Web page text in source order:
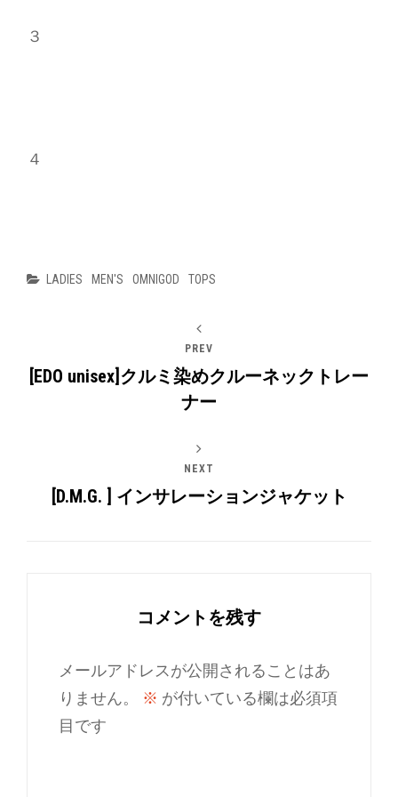
３
４
Categories
LADIES MEN'S OMNIGOD TOPS
PREV
[EDO unisex]クルミ染めクルーネックトレー
ナー
NEXT
[D.M.G. ] インサレーションジャケット
コメントを残す
メールアドレスが公開されることはあ
りません。
※ が付いている欄は必須項
目です